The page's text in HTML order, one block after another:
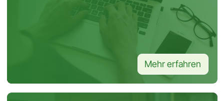
Mehr erfahren